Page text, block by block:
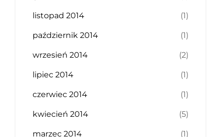
listopad 2014 (1)
październik 2014 (1)
wrzesień 2014 (2)
lipiec 2014 (1)
czerwiec 2014 (1)
kwiecień 2014 (5)
marzec 2014 (1)